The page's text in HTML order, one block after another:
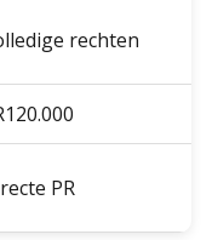
rechten
PR